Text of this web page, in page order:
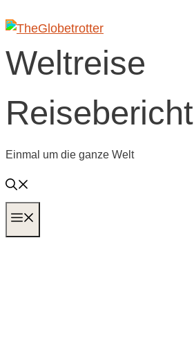
Inhalt
springen
Weltreise
Reisebericht
Einmal um die ganze Welt